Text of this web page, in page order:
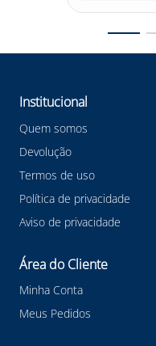
Institucional
Quem somos
Devolução
Termos de uso
Política de privacidade
Aviso de privacidade
Área do Cliente
Minha Conta
Meus Pedidos